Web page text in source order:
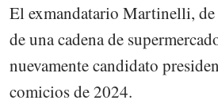
El exmandatario Martinelli, de
de una cadena de
nuevamente candidato
comicios de 2024.